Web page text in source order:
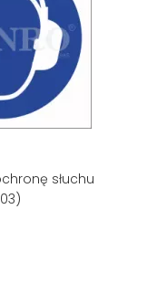
słuchu